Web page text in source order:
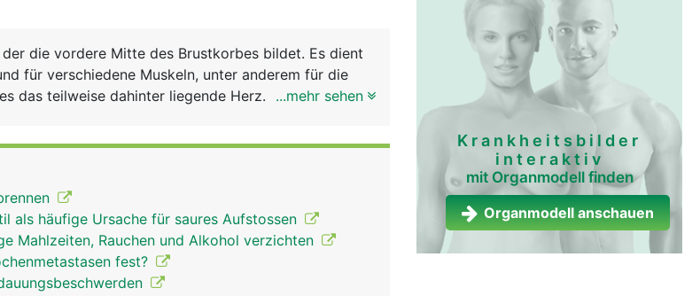
die vordere Mitte des Brustkorbes bildet. Es dient
für verschiedene Muskeln, unter anderem für die
das teilweise dahinter liegende Herz.
...mehr sehen
als häufige Ursache für saures Aufstossen
Mahlzeiten, Rauchen und Alkohol verzichten
fest?
Krankheitsbilder
interaktiv
mit Organmodell finden
Organmodell anschauen